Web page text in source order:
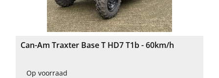
Can-Am Traxter Base T HD7 T1b - 60km/h
Op voorraad